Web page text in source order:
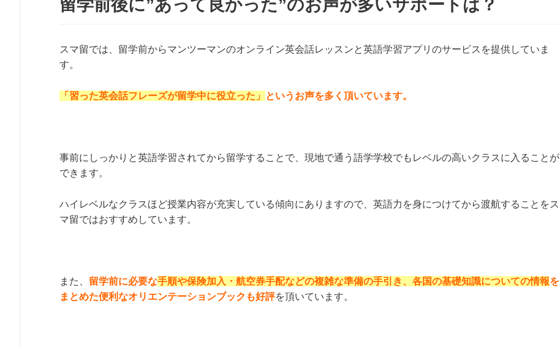
留学前後に”あって良かった”のお声が多いサポートは？
スマ留では、留学前からマンツーマンのオンライン英会話レッスンと英語学習アプリのサービスを提供していま
す。
「習った英会話フレーズが留学中に役立った」 というお声を多く頂いています。
事前にしっかりと英語学習されてから留学することで、現地で通う語学学校でもレベルの高いクラスに入ることが
できます。
ハイレベルなクラスほど授業内容が充実している傾向にありますので、英語力を身につけてから渡航することをス
マ留ではおすすめしています。
また、 留学前に必要な手順や保険加入・航空券手配などの複雑な準備の手引き、各国の基礎知識についての情報を
まとめた便利なオリエンテーションブックも好評を頂いています。